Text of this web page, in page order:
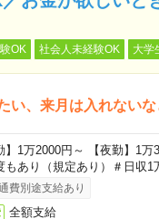
OK 社会人未経験OK 大学
い、来月は入れない
】1万2000円～ 【夜勤】1
もあり（規定あり）＃日収1
費別途支給あり
全額支給